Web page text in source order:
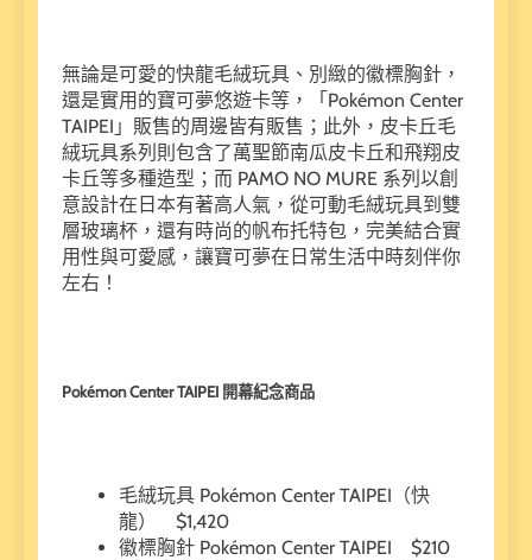
無論是可愛的快龍毛絨玩具、別緻的徽標胸針，
還是實用的寶可夢悠遊卡等，「Pokémon Center
TAIPEI」販售的周邊皆有販售；此外，皮卡丘毛
絨玩具系列則包含了萬聖節南瓜皮卡丘和飛翔皮
卡丘等多種造型；而 PAMO NO MURE 系列以創
意設計在日本有著高人氣，從可動毛絨玩具到雙
層玻璃杯，還有時尚的帆布托特包，完美結合實
用性與可愛感，讓寶可夢在日常生活中時刻伴你
左右！
Pokémon Center TAIPEI 開幕紀念商品
毛絨玩具 Pokémon Center TAIPEI（快
龍） $1,420
徽標胸針 Pokémon Center TAIPEI $210